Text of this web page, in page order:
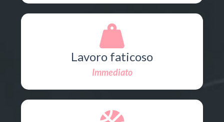
Lavoro faticoso
Immediato